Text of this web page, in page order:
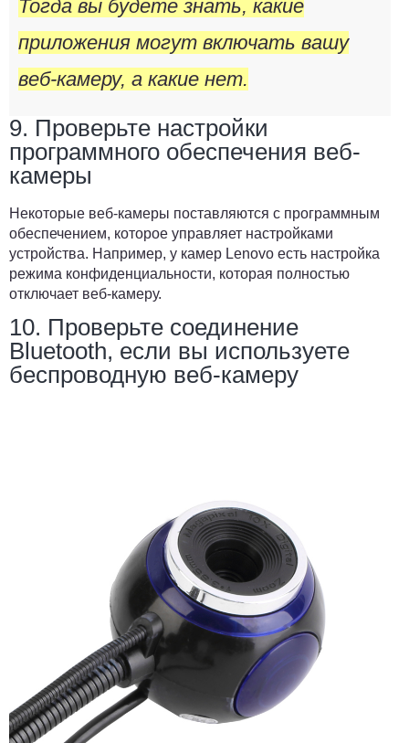
Тогда вы будете знать, какие
приложения могут включать вашу
веб-камеру, а какие нет.
9. Проверьте настройки
программного обеспечения веб-
камеры
Некоторые веб-камеры поставляются с программным
обеспечением, которое управляет настройками
устройства. Например, у камер Lenovo есть настройка
режима конфиденциальности, которая полностью
отключает веб-камеру.
10. Проверьте соединение
Bluetooth, если вы используете
беспроводную веб-камеру